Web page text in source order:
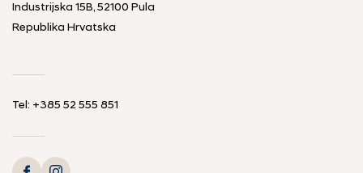
Industrijska 15B, 52100 Pula
Republika Hrvatska
Tel: +385 52 555 851